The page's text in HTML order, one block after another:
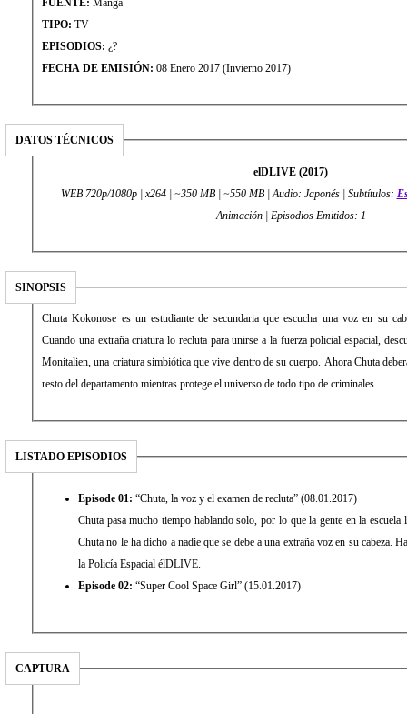
FUENTE: Manga
TIPO: TV
EPISODIOS: ¿?
FECHA DE EMISIÓN: 08 Enero 2017 (Invierno 2017)
DATOS TÉCNICOS
elDLIVE (2017)
WEB 720p/1080p | x264 | ~350 MB | ~550 MB | Audio: Japonés | Subtítulos:
Animación | Episodios Emitidos: 1
SINOPSIS
Chuta Kokonose es un estudiante de secundaria que escucha una voz en su
Cuando una extraña criatura lo recluta para unirse a la fuerza policial espacial,
Monitalien, una criatura simbiótica que vive dentro de su cuerpo. Ahora Chuta
resto del departamento mientras protege el universo de todo tipo de criminales.
LISTADO EPISODIOS
Episode 01: “Chuta, la voz y el examen de recluta” (08.01.2017)
Chuta pasa mucho tiempo hablando solo, por lo que la gente en la
Chuta no le ha dicho a nadie que se debe a una extraña voz en su cabeza.
la Policía Espacial élDLIVE.
Episode 02: “Super Cool Space Girl” (15.01.2017)
CAPTURA